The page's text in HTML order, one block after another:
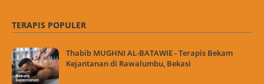
TERAPIS POPULER
Thabib MUGHNI AL-BATAWIE - Terapis Bekam
Kejantanan di Rawalumbu, Bekasi